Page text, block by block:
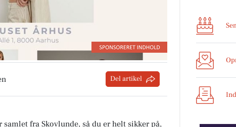
Del artikel
fra Skovlunde, så du er helt sikker på,